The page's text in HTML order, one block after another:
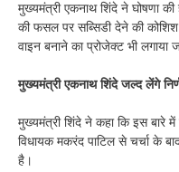
मुख्यमंत्री एकनाथ शिंदे ने घोषणा
की फसल पर सब्सिडी देने की
वाइन बनाने का प्रोजेक्ट भी लगाया
मुख्यमंत्री एकनाथ शिंदे जल्द लेंगे
मुख्यमंत्री शिंदे ने कहा कि इस बारे
विधायक मकरंद पाटिल से चर्चा के
है।